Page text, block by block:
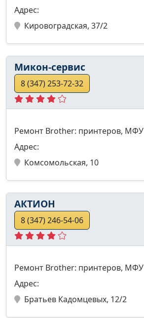
Адрес:
Кировоградская, 37/2
Микон-сервис
8 (347) 253-72-32
Ремонт Brother: принтеров, МФУ
Адрес:
Комсомольская, 10
АКТИОН
8 (347) 246-54-06
Ремонт Brother: принтеров, МФУ
Адрес:
Братьев Кадомцевых, 12/2